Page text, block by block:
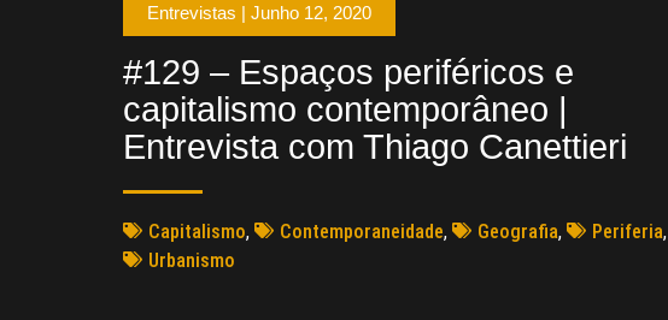
Entrevistas | Junho 12, 2020
#129 – Espaços periféricos e
capitalismo contemporâneo |
Entrevista com Thiago Canettieri
Capitalismo, Contemporaneidade, Geografia, Periferia,
Urbanismo